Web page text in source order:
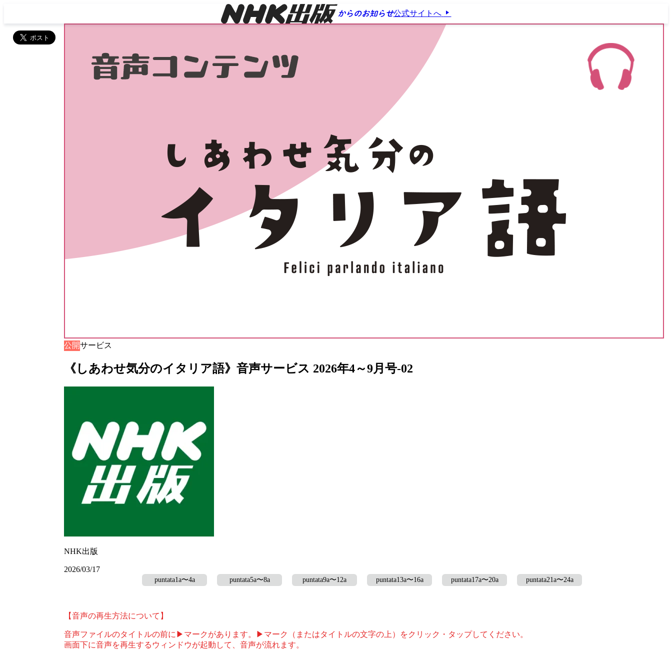
からのお知らせ公式サイトへ
公開
音声サービス
《しあわせ気分のイタリア語》音声サービス 2026年4～9月号-02
NHK出版
2026/03/17
puntata1a〜4a puntata5a〜8a puntata9a〜12a puntata13a〜16a puntata17a〜20a puntata21a〜24a
【音声の再生方法について】
音声ファイルのタイトルの前に▶マークがあります。▶マーク（またはタイトルの文字の上）をクリック・タップしてください。
画面下に音声を再生するウィンドウが起動して、音声が流れます。